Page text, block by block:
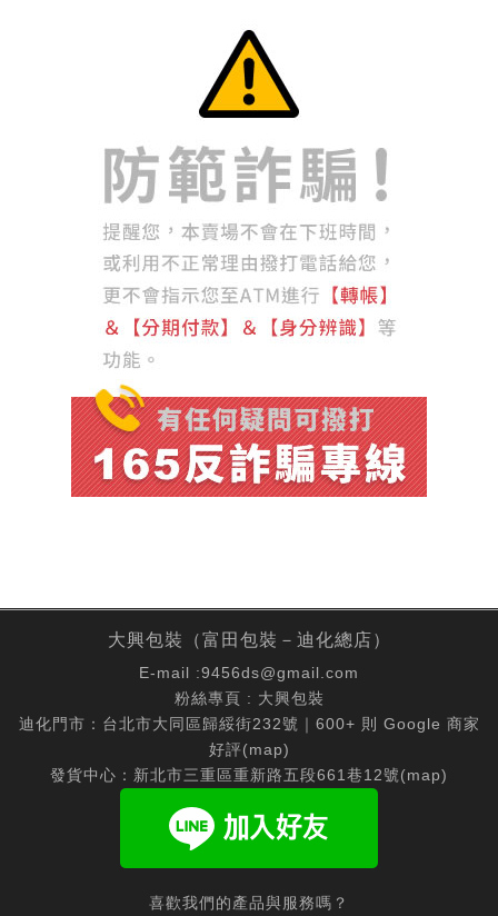
大興包裝（富田包裝－迪化總店）
E-mail :9456ds@gmail.com
粉絲專頁 : 大興包裝
迪化門市：台北市大同區歸綏街232號｜600+ 則 Google 商家
好評(map)
發貨中心：新北市三重區重新路五段661巷12號(map)
喜歡我們的產品與服務嗎？